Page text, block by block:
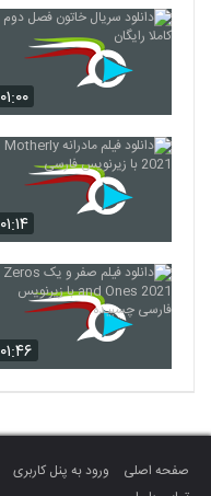
۰۱:۰۰
۰۱:۱۴
۰۱:۴۶
صفحه اصلی ورود به پنل کاربری